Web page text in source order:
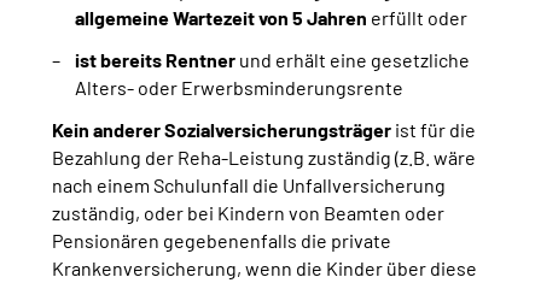
allgemeine Wartezeit von 5 Jahren erfüllt oder
ist bereits Rentner und erhält eine gesetzliche
Alters- oder Erwerbsminderungsrente
Kein anderer Sozialversicherungsträger ist für die
Bezahlung der Reha-Leistung zuständig (z.B. wäre
nach einem Schulunfall die Unfallversicherung
zuständig, oder bei Kindern von Beamten oder
Pensionären gegebenenfalls die private
Krankenversicherung, wenn die Kinder über diese